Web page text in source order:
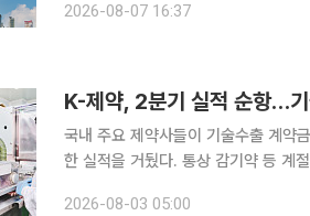
록했다고 7일 공시했다. 매출은 전년
2026-08-07 16:37
K-제약, 2분기 실적 순항…기
국내 주요 제약사들이 기술수출 계약
한 실적을 거뒀다. 통상 감기약 등 계
2026-08-03 05:00